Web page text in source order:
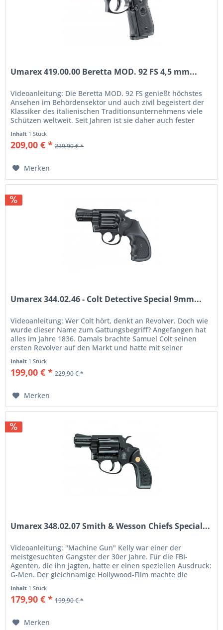
Umarex 419.00.00 Beretta MOD. 92 FS 4,5 mm...
Videoanleitung: Die Beretta MOD. 92 FS genießt höchstes
Ansehen im Behördensektor und auch zivil begeistert der
Klassiker des italienischen Traditionsunternehmens viele
Schützen weltweit. Seit Jahren ist sie daher auch fester
Inhalt 1 Stück
209,00 € * 239,90 € *
Merken
Umarex 344.02.46 - Colt Detective Special 9mm...
Videoanleitung: Wer Colt hört, denkt an Revolver. Doch wie
wurde dieser Name zum Gattungsbegriff? Angefangen hat
alles im Jahre 1836. Damals brachte Samuel Colt seinen
ersten Revolver auf den Markt und hatte mit seiner
Inhalt 1 Stück
199,00 € * 229,90 € *
Merken
Umarex 348.02.07 Smith & Wesson Chiefs Special...
Videoanleitung: "Machine Gun" Kelly war einer der
meistgesuchten Gangster der 30er Jahre. Für die FBI-
Agenten, die ihn jagten, hatte er einen speziellen Ausdruck:
G-Men. Der gleichnamige Hollywood-Film machte die
Inhalt 1 Stück
179,90 € * 199,90 € *
Merken